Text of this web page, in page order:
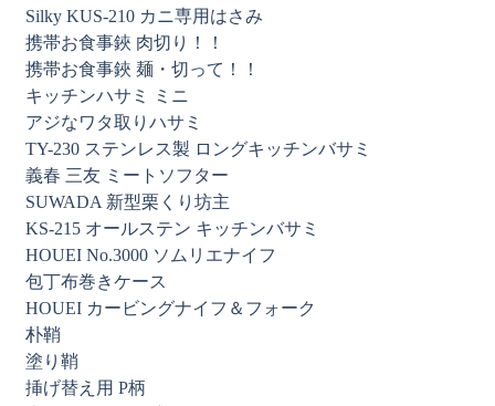
Silky KUS-210 カニ専用はさみ
携帯お食事鋏 肉切り！！
携帯お食事鋏 麺・切って！！
キッチンハサミ ミニ
アジなワタ取りハサミ
TY-230 ステンレス製 ロングキッチンバサミ
義春 三友 ミートソフター
SUWADA 新型栗くり坊主
KS-215 オールステン キッチンバサミ
HOUEI No.3000 ソムリエナイフ
包丁布巻きケース
HOUEI カービングナイフ＆フォーク
朴鞘
塗り鞘
挿げ替え用 P柄